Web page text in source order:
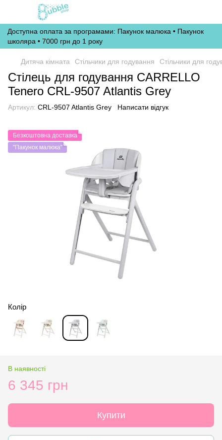
Доступна оплата за програмами: Пакунок малюка • Пакунок
школяра • 7000 грн до 1 року
Дитяча кімната Стільчики для годування Стільчики для
Стілець для годування CARRELLO
Tenero CRL-9507 Atlantis Grey
Артикул: CRL-9507 Atlantis Grey Написати відгук
Безкоштовна доставка
"Пакунок малюка"
Колір
В наявності
6 345 грн
Купити